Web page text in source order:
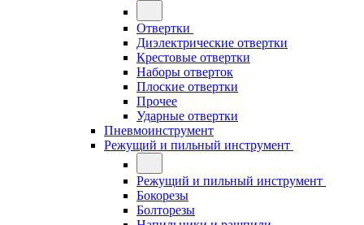
Отвертки
Диэлектрические отвертки
Крестовые отвертки
Наборы отверток
Плоские отвертки
Прочее
Ударные отвертки
Пневмоинструмент
Режущий и пильный инструмент
Режущий и пильный инструмент
Бокорезы
Болторезы